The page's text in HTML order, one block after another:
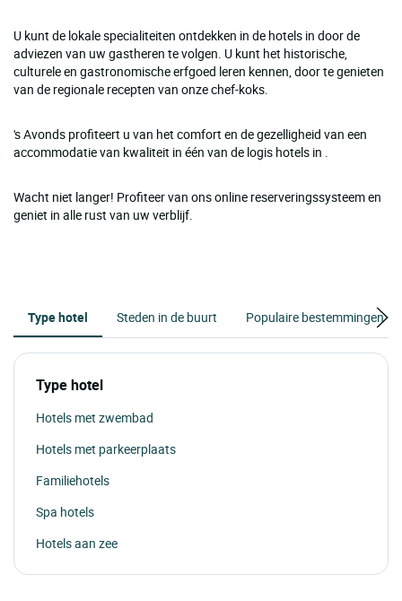
U kunt de lokale specialiteiten ontdekken in de hotels in door de
adviezen van uw gastheren te volgen. U kunt het historische,
culturele en gastronomische erfgoed leren kennen, door te genieten
van de regionale recepten van onze chef-koks.
's Avonds profiteert u van het comfort en de gezelligheid van een
accommodatie van kwaliteit in één van de logis hotels in .
Wacht niet langer! Profiteer van ons online reserveringssysteem en
geniet in alle rust van uw verblijf.
Type hotel Steden in de buurt Populaire bestemmingen
Type hotel
Hotels met zwembad
Hotels met parkeerplaats
Familiehotels
Spa hotels
Hotels aan zee